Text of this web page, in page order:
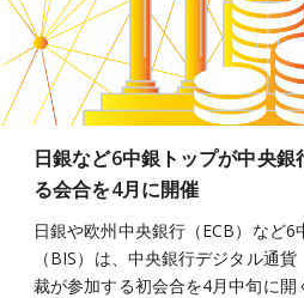
日銀など6中銀トップが中央
る会合を4月に開催
日銀や欧州中央銀行（ECB）など
（BIS）は、中央銀行デジタル通
裁が参加する初会合を4月中旬に